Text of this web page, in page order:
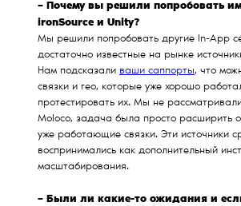
– Почему вы решили попробовать
ironSource и Unity?
Мы решили попробовать другие In-App
достаточно известные на рынке
Нам подсказали ваши саппорты, что
связки и гео, которые уже хорошо
протестировать их. Мы не
Moloco, задача была просто расширить
уже работающие связки. Эти источники
воспринимались как дополнительный
масштабирования.
– Были ли какие-то ожидания и